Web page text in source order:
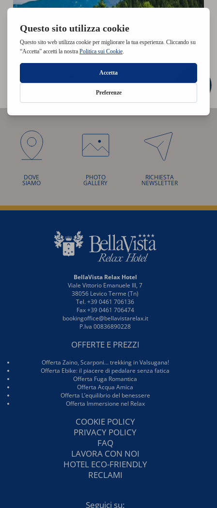
DOVE
SIAMO
PHOTO
GALLERY
RICHIESTA
NEWSLETTER
BellaVista Relax Hotel
Viale Vittorio Emanuele III, 7
38056 Levico Terme (Tn)
Tel. +39 0461 706136
Fax +39 0461 706474
bookingoffice@bellavistarelax.it
P.Iva 00836890228
OFFERTE E PREZZI
Offerta Zaino, Scarponi… trekking in Valsugana!
Offerta Ebike: il piacere di pedalare senza fatica
Offerta Fuga Romantica
Offerta Acqua Amica
Offerta L’equilibrio del benessere
Offerta Immersione nel Relax
COOKIE POLICY
PRIVACY POLICY
FAQ
LAVORA CON NOI
HOTEL ECO-FRIENDLY
RECLAMI
Seguici su: